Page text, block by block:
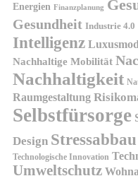
Energien Finanzplanung
Gesundheit Industrie 4.0
Intelligenz
Nachhaltige Mobilität
Nachhaltigkeit
Raumgestaltung
Selbstfürsorge
Design Stressabbau
Technologische Innovation
Umweltschutz